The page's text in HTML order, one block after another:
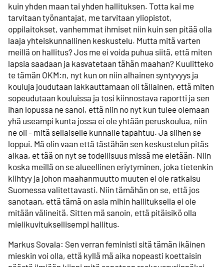
kuin yhden maan tai yhden hallituksen. Totta kai me
tarvitaan työnantajat, me tarvitaan yliopistot,
oppilaitokset, vanhemmat ihmiset niin kuin sen pitää olla
laaja yhteiskunnallinen keskustelu. Mutta mitä varten
meillä on hallitus? Jos me ei voida puhua siitä, että miten
lapsia saadaan ja kasvatetaan tähän maahan? Kuulitteko
te tämän OKM:n, nyt kun on niin alhainen syntyvyys ja
kouluja joudutaan lakkauttamaan oli tällainen, että miten
sopeudutaan kouluissa ja tosi kiinnostava raportti ja sen
ihan lopussa ne sanoi, että niin no nyt kun tulee olemaan
yhä useampi kunta jossa ei ole yhtään peruskoulua, niin
ne oli - mitä sellaiselle kunnalle tapahtuu. Ja siihen se
loppui. Mä olin vaan että tästähän sen keskustelun pitäs
alkaa, et tää on nyt se todellisuus missä me eletään. Niin
koska meillä on se alueellinen eriytyminen, joka tietenkin
kiihtyy ja johon maahanmuutto muuten ei ole ratkaisu
Suomessa valitettavasti. Niin tämähän on se, että jos
sanotaan, että tämä on asia mihin hallituksella ei ole
mitään välineitä. Sitten mä sanoin, että pitäisikö olla
mielikuvituksellisempi hallitus.
Markus Sovala: Sen verran feministi sitä tämän ikäinen
mieskin voi olla, että kyllä mä aika nopeasti koettaisin